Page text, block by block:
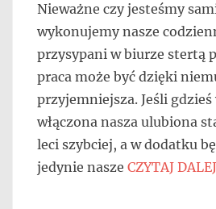
Nieważne czy jesteśmy
wykonujemy nasze
przysypani w biurze stertą
praca może być dzięki
przyjemniejsza. Jeśli gdzieś
włączona nasza ulubiona
leci szybciej, a w dodatku
jedynie nasze CZYTAJ